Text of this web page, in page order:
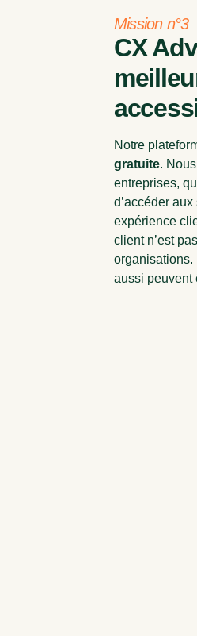
Mission n°3
CX
Notre
gratuite.
entreprises,
d’accéder
expérience
client n’est
aussi peuvent